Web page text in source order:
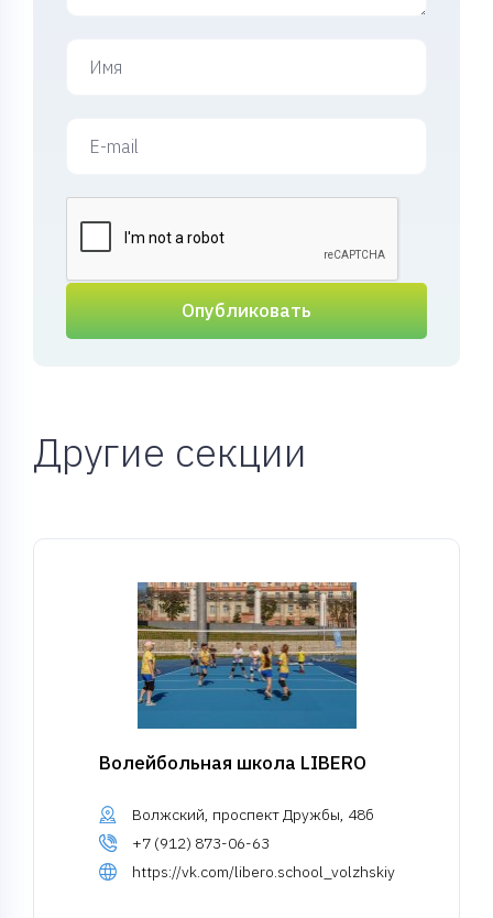
Опубликовать
Другие секции
Волейбольная школа LIBERO
Волжский, проспект Дружбы, 48б
+7 (912) 873-06-63
https://vk.com/libero.school_volzhskiy